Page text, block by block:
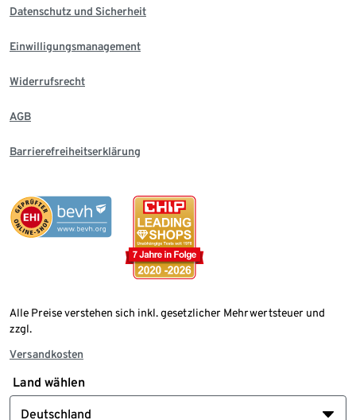
Datenschutz und Sicherheit
Einwilligungsmanagement
Widerrufsrecht
AGB
Barrierefreiheitserklärung
Alle Preise verstehen sich inkl. gesetzlicher Mehrwertsteuer und
zzgl.
Versandkosten
Land wählen
Deutschland